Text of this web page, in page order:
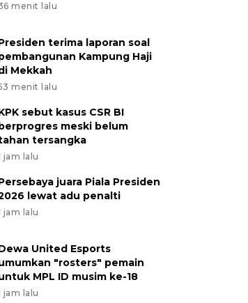
menit lalu
terima laporan soal
Kampung Haji
Mekkah
menit lalu
sebut kasus CSR BI
meski belum
tersangka
jam lalu
juara Piala Presiden
lewat adu penalti
jam lalu
United Esports
"rosters" pemain
MPL ID musim ke-18
jam lalu